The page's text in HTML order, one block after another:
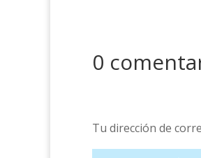
0
Tu dirección de